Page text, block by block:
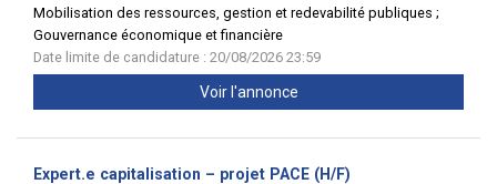
Mobilisation des ressources, gestion et redevabilité publiques ;
Gouvernance économique et financière
Date limite de candidature : 20/08/2026 23:59
Voir l'annonce
Expert.e capitalisation – projet PACE (H/F)